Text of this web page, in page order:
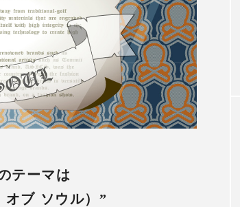
2026.07.15
木村拓哉さん2026CM秋冬着用モデル
第1弾
テーマは
ブ ソウル）”